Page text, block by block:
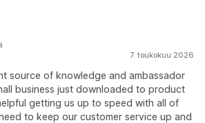
7. toukokuu 2026
source of knowledge and ambassador
business just downloaded to product
getting us up to speed with all of
to keep our customer service up and